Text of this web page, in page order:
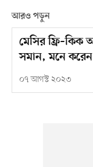
আরও পড়ুন
মেসির ফ্রি–কিক
সমান, মনে
০৭ আগস্ট ২০২৩